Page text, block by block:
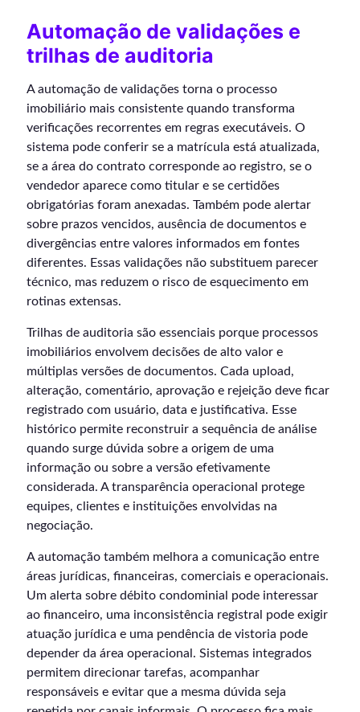
Automação de validações e
trilhas de auditoria
A automação de validações torna o processo
imobiliário mais consistente quando transforma
verificações recorrentes em regras executáveis. O
sistema pode conferir se a matrícula está atualizada,
se a área do contrato corresponde ao registro, se o
vendedor aparece como titular e se certidões
obrigatórias foram anexadas. Também pode alertar
sobre prazos vencidos, ausência de documentos e
divergências entre valores informados em fontes
diferentes. Essas validações não substituem parecer
técnico, mas reduzem o risco de esquecimento em
rotinas extensas.
Trilhas de auditoria são essenciais porque processos
imobiliários envolvem decisões de alto valor e
múltiplas versões de documentos. Cada upload,
alteração, comentário, aprovação e rejeição deve ficar
registrado com usuário, data e justificativa. Esse
histórico permite reconstruir a sequência de análise
quando surge dúvida sobre a origem de uma
informação ou sobre a versão efetivamente
considerada. A transparência operacional protege
equipes, clientes e instituições envolvidas na
negociação.
A automação também melhora a comunicação entre
áreas jurídicas, financeiras, comerciais e operacionais.
Um alerta sobre débito condominial pode interessar
ao financeiro, uma inconsistência registral pode exigir
atuação jurídica e uma pendência de vistoria pode
depender da área operacional. Sistemas integrados
permitem direcionar tarefas, acompanhar
responsáveis e evitar que a mesma dúvida seja